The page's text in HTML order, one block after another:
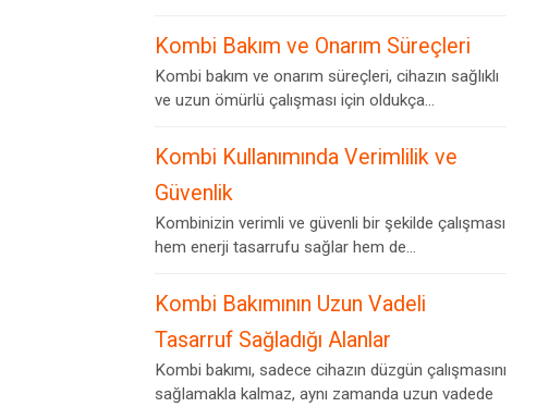
Kombi Bakım ve Onarım Süreçleri
Kombi bakım ve onarım süreçleri, cihazın sağlıklı
ve uzun ömürlü çalışması için oldukça...
Kombi Kullanımında Verimlilik ve
Güvenlik
Kombinizin verimli ve güvenli bir şekilde çalışması
hem enerji tasarrufu sağlar hem de...
Kombi Bakımının Uzun Vadeli
Tasarruf Sağladığı Alanlar
Kombi bakımı, sadece cihazın düzgün çalışmasını
sağlamakla kalmaz, aynı zamanda uzun vadede